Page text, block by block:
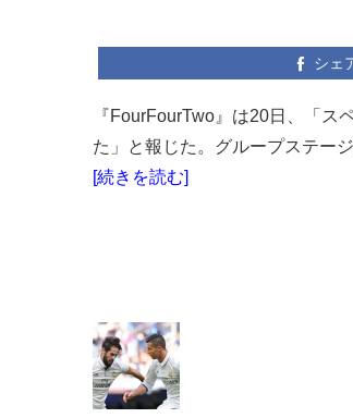
シェ
『FourFourTwo』は20日、「
た」と報じた。グループステー
[続きを読む]